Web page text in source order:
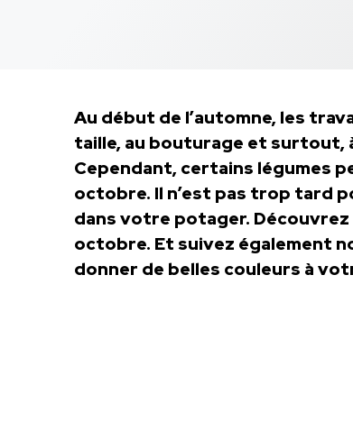
Au début de l’automne, les
taille, au bouturage et surtout,
Cependant, certains légumes
octobre. Il n’est pas trop tard
dans votre potager. Découvrez
octobre. Et suivez également
donner de belles couleurs à